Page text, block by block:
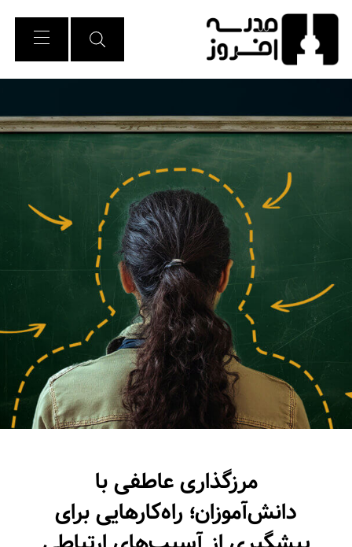
Skip
Content
مرزگذاری عاطفی با
دانش‌آموزان؛ راه‌کارهایی برای